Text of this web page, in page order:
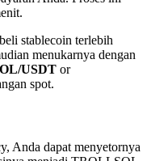
stablecoin terlebih
menukarnya dengan
USDT or
spot.
Anda dapat menyetornya